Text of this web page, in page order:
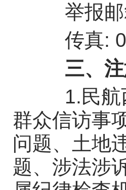
举报邮
传真:
三、
1. 民
群众信访事
问题、土地
题、涉法涉